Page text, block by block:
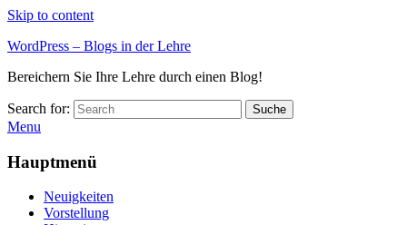
Skip to content
WordPress – Blogs in der Lehre
Bereichern Sie Ihre Lehre durch einen Blog!
Search for: Suche
Menu
Hauptmenü
Neuigkeiten
Vorstellung